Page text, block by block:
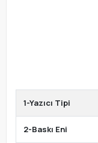
1-Yazıcı Tipi
2-Baskı Eni